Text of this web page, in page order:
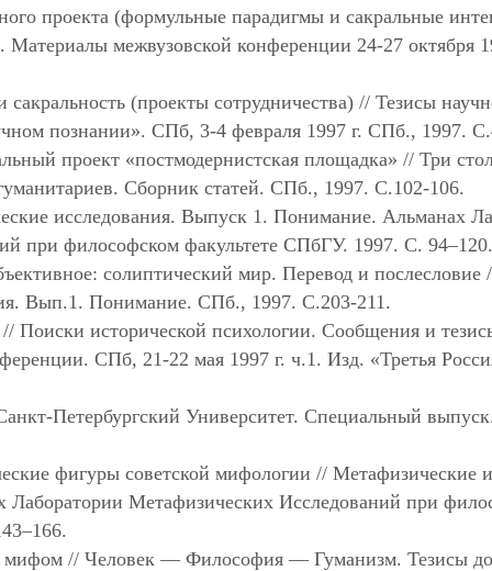
проекта (формульные парадигмы и сакральные
Материалы межвузовской конференции 24-27 октября
сакральность (проекты сотрудничества) // Тезисы
познании». СПб, 3-4 февраля 1997 г. СПб., 1997.
проект «постмодернистская площадка» // Три
Сборник статей. СПб., 1997. С.102-106.
исследования. Выпуск 1. Понимание. Альманах
при философском факультете СПбГУ. 1997. С. 94–120.
солиптический мир. Перевод и послесловие
Вып.1. Понимание. СПб., 1997. С.203-211.
Поиски исторической психологии. Сообщения и
СПб, 21-22 мая 1997 г. ч.1. Изд. «Третья
Петербургский Университет. Специальный
фигуры советской мифологии // Метафизические
Метафизических Исследований при
мифом // Человек — Философия — Гуманизм. Тезисы